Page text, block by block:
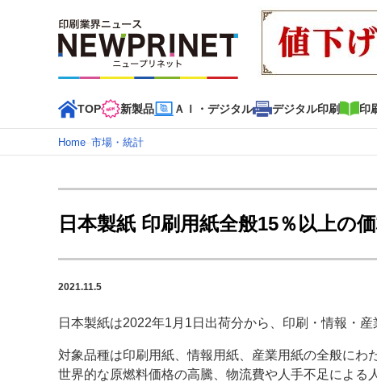
TOP 新製品 ＡＩ・デジタル デジタル印刷 印
インデックス
TOP 新着記事 特集記事 動画コンテンツ
カテゴリー一覧
新商品 新製品 ＡＩ・デジタル デジタル印刷 印刷通
特集記事カテゴリー一覧
2022 見える化・MIS特集 特集・デジタル印刷 アイデアで
特集・デジタル印刷 ～ 新成長軌道を描く
Home–市場・統計
日本製紙 印刷用紙全般15％以上の
2021.11.5
日本製紙は2022年1月1日出荷分から、印刷・情報・産
対象品種は印刷用紙、情報用紙、産業用紙の全般に
世界的な原燃料価格の高騰、物流費や人手不足によ